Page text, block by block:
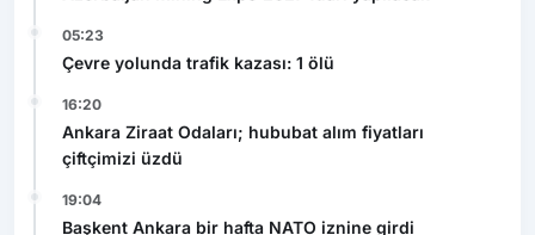
05:23
Çevre yolunda trafik kazası: 1 ölü
16:20
Ankara Ziraat Odaları; hububat alım fiyatları
çiftçimizi üzdü
19:04
Başkent Ankara bir hafta NATO iznine girdi